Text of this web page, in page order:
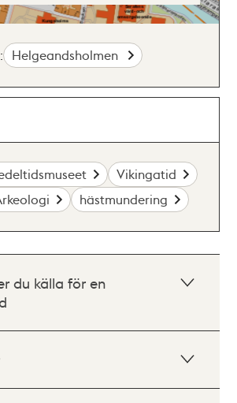
Helgeandsholmen
Vikingatid
hästmundering
du källa för en